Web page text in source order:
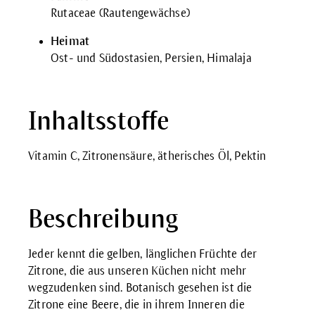
Rutaceae (Rautengewächse)
Heimat
Ost- und Südostasien, Persien, Himalaja
Inhaltsstoffe
Vitamin C, Zitronensäure, ätherisches Öl, Pektin
Beschreibung
Jeder kennt die gelben, länglichen Früchte der
Zitrone, die aus unseren Küchen nicht mehr
wegzudenken sind. Botanisch gesehen ist die
Zitrone eine Beere, die in ihrem Inneren die